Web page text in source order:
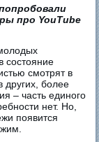
про YouTube
состояние
смотрят в
других, более
– часть единого
нет. Но,
появится